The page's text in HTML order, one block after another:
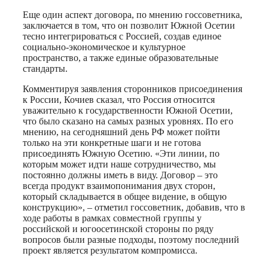
Еще один аспект договора, по мнению госсоветника,
заключается в том, что он позволит Южной Осетии
тесно интегрироваться с Россией, создав единое
социально-экономическое и культурное
пространство, а также единые образовательные
стандарты.
Комментируя заявления сторонников присоединения
к России, Кочиев сказал, что Россия относится
уважительно к государственности Южной Осетии,
что было сказано на самых разных уровнях. По его
мнению, на сегодняшний день РФ может пойти
только на эти конкретные шаги и не готова
присоединять Южную Осетию. «Эти линии, по
которым может идти наше сотрудничество, мы
постоянно должны иметь в виду. Договор – это
всегда продукт взаимопонимания двух сторон,
который складывается в общее видение, в общую
конструкцию», – отметил госсоветник, добавив, что в
ходе работы в рамках совместной группы у
российской и югоосетинской стороны по ряду
вопросов были разные подходы, поэтому последний
проект является результатом компромисса.